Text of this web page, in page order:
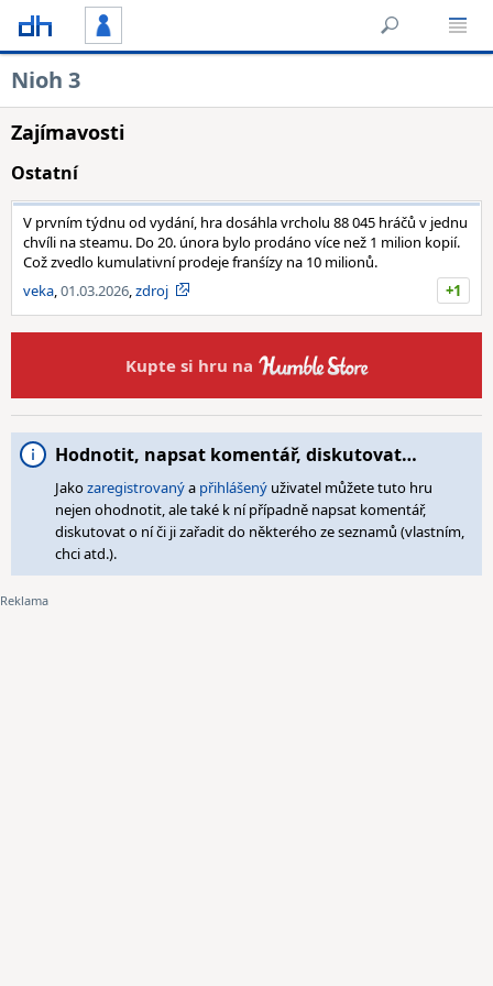
Nioh 3
Zajímavosti
Ostatní
V prvním týdnu od vydání, hra dosáhla vrcholu 88 045 hráčů v jednu
chvíli na steamu. Do 20. února bylo prodáno více než 1 milion kopií.
Což zvedlo kumulativní prodeje franśízy na 10 milionů.
veka,01.03.2026,zdroj +1
Kupte si hru na
Hodnotit, napsat komentář, diskutovat…
Jakozaregistrovanýa přihlášený uživatel můžete tuto hru
nejen ohodnotit, ale také k ní případně napsat komentář,
diskutovat o ní či ji zařadit do některého ze seznamů (vlastním,
chci atd.).